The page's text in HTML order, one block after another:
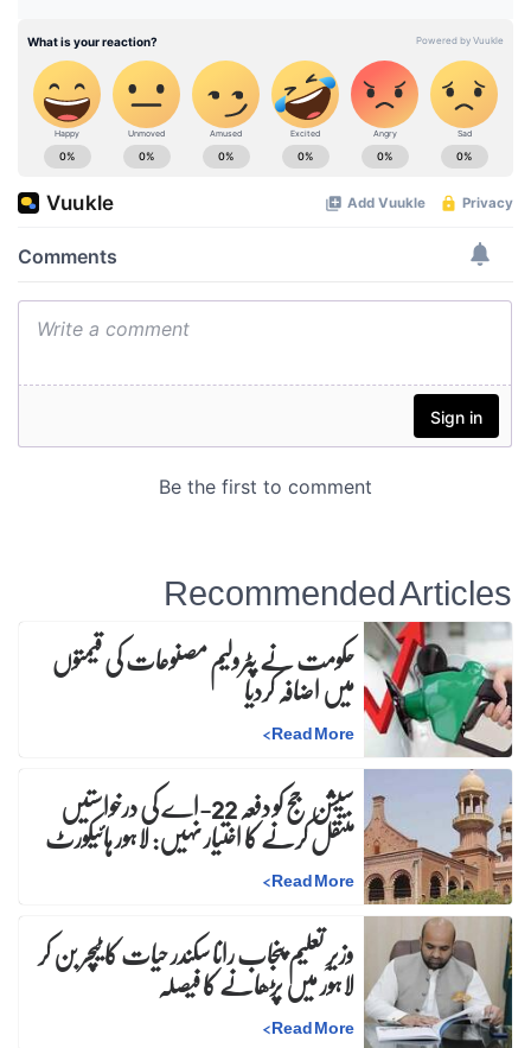
Recommended Articles
حکومت نے پٹرولیم مصنوعات کی قیمتوں
میں اضافہ کردیا
Read More
>
سیشن جج کو دفعہ 22-اے کی درخواستیں
منتقل کرنے کا اختیار نہیں: لاہور ہائیکورٹ
Read More
>
وزیرِ تعلیم پنجاب رانا سکندر حیات کا ٹیچر بن کر
لاہور میں پڑھانے کا فیصلہ
Read More
>